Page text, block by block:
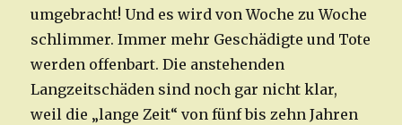
umgebracht! Und es wird von Woche zu Woche
schlimmer. Immer mehr Geschädigte und Tote
werden offenbart. Die anstehenden
Langzeitschäden sind noch gar nicht klar,
weil die „lange Zeit“ von fünf bis zehn Jahren